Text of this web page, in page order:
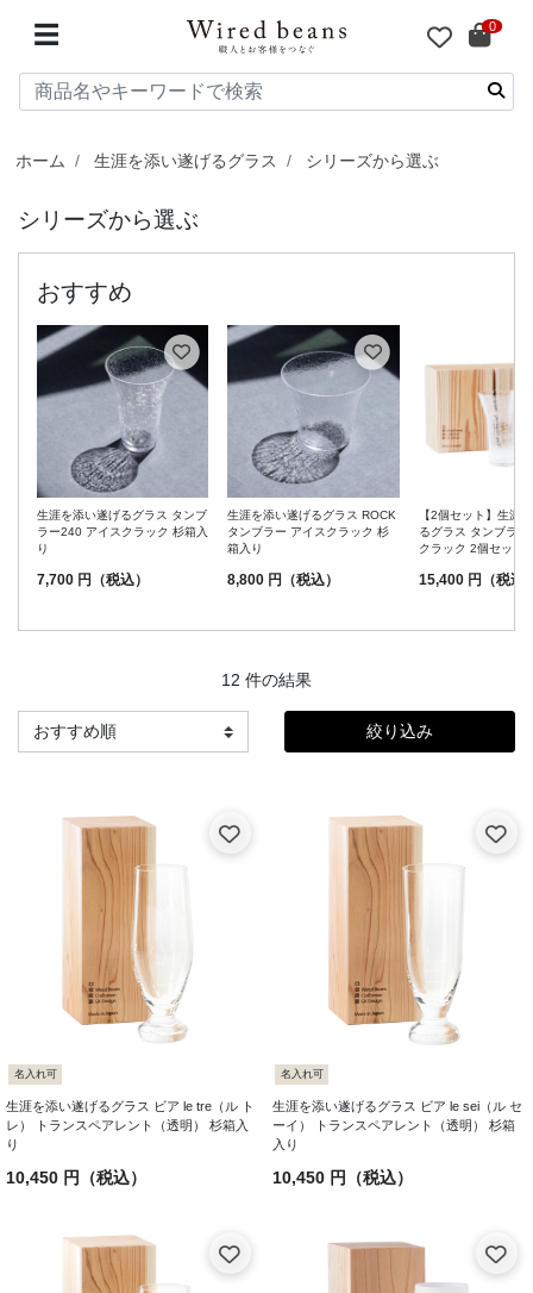
☰ 0
ホーム 生涯を添い遂げるグラス シリーズから選ぶ
シリーズから選ぶ
生涯を添い遂げるグラス タンブ
ラー240 アイスクラック 杉箱入
り
7,700 円（税込）
生涯を添い遂げるグラス ROCK
タンブラー アイスクラック 杉
箱入り
8,800 円（税込）
【2個セット】生涯
るグラス タンブラ
クラック 2個セット
15,400 円（税込
12 件の結果
絞り込み
名入れ可
生涯を添い遂げるグラス ビア le tre（ル ト
レ） トランスペアレント（透明） 杉箱入
り
10,450 円（税込）
名入れ可
生涯を添い遂げるグラス ビア le sei（ル セ
ーイ） トランスペアレント（透明） 杉箱
入り
10,450 円（税込）